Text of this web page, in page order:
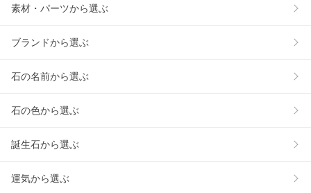
素材・パーツから選ぶ
ブランドから選ぶ
石の名前から選ぶ
石の色から選ぶ
誕生石から選ぶ
運気から選ぶ